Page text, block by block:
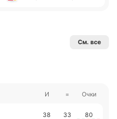
См. все
И = Очки
38 33 80